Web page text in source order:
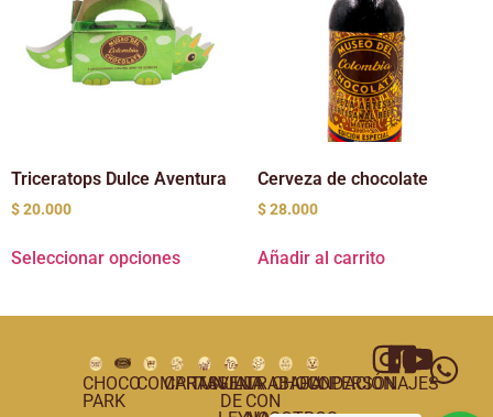
Triceratops Dulce Aventura
$20.000
Seleccionar opciones
Cerveza de chocolate
$28.000
Añadir al carrito
CHOCO
PARK
COMPRAS
CARTAGENA
TUNJA
VILLA
DE
TRABAJA
CON
CHOCOPERSONAJES
FUNDACIÓN